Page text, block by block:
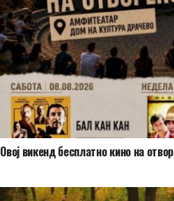
​Овој викенд бесплатно кино на